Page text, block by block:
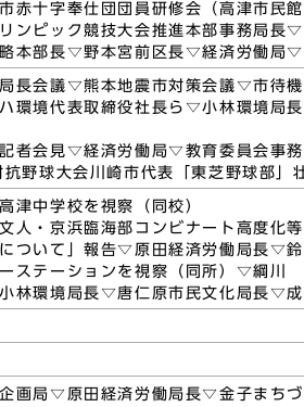
赤十字奉仕団団員研修会（高津市
ンピック競技大会推進本部事務局
本部長▽野本宮前区長▽経済労働局▽
長会議▽熊本地震市対策会議▽市待
環境代表取締役社長ら▽小林環境
者会見▽経済労働局▽教育委員会事
野球大会川崎市代表「東芝野球部」
津中学校を視察（同校）
人・京浜臨海部コンビナート高度化
ついて」報告▽原田経済労働局長▽
ステーションを視察（同所）▽綱川
林環境局長▽唐仁原市民文化局長▽
画局▽原田経済労働局長▽金子まち